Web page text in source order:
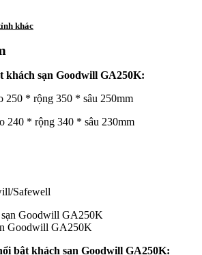
khác
khách sạn Goodwill GA250K:
250 * rộng 350 * sâu 250mm
240 * rộng 340 * sâu 230mm
Safewell
Goodwill GA250K
bật khách sạn Goodwill GA250K: